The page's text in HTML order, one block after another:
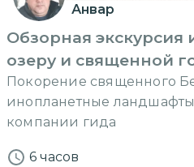
Анвар
Обзорная экскурсия
озеру и священной
Покорение священного
инопланетные
компании гида
6 часов